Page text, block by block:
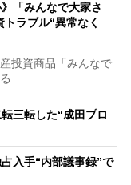
「みんなで大家さ
ラブル“異常なく
投資商品「みんなで
る…
三転した“成田プロ
入手“内部議事録”で